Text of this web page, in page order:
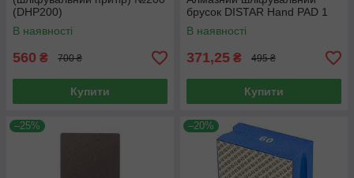
(DHP200)
В наявності
560 ₴ 700 ₴
Купити
брусок DISTAR Hand PAD 1
В наявності
371,25 ₴ 495 ₴
Купити
–25% –20%